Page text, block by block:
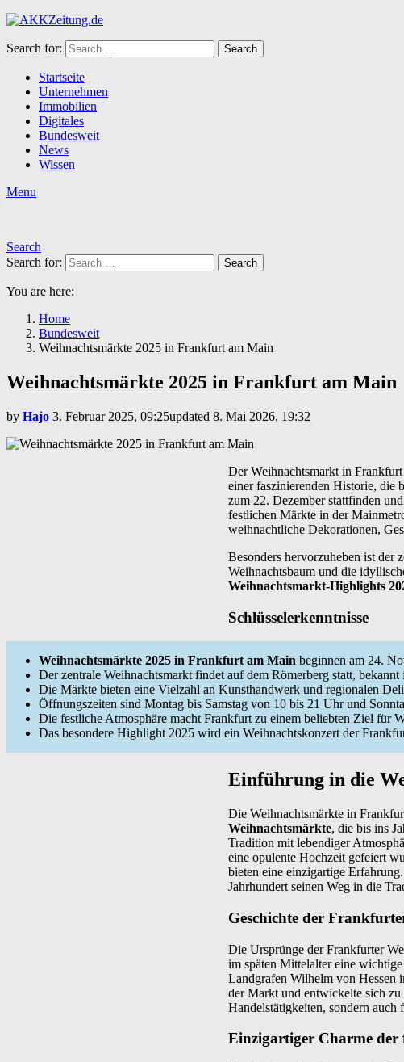
Search for: Search
Startseite
Unternehmen
Immobilien
Digitales
Bundesweit
News
Wissen
Menu
Search
Search for:
Search
You are here:
Home
Bundesweit
Weihnachtsmärkte 2025 in Frankfurt am Main
Weihnachtsmärkte 2025 in Frankfurt am Main
by Hajo 3. Februar 2025, 09:25updated 8. Mai 2026, 19:32
Der Weihnachtsmarkt in
einer faszinierenden Historie, die
zum 22. Dezember stattfinden
festlichen Märkte in der
weihnachtliche Dekorationen,
Besonders hervorzuheben ist der
Weihnachtsbaum und die
Weihnachtsmarkt-Highlights
Schlüsselerkenntnisse
Weihnachtsmärkte 2025 in Frankfurt am Main beginnen am 24.
Der zentrale Weihnachtsmarkt findet auf dem Römerberg statt,
Die Märkte bieten eine Vielzahl an Kunsthandwerk und regionalen
Öffnungszeiten sind Montag bis Samstag von 10 bis 21 Uhr und
Die festliche Atmosphäre macht Frankfurt zu einem beliebten Ziel für
Das besondere Highlight 2025 wird ein Weihnachtskonzert der
Einführung in die
Die Weihnachtsmärkte in
Weihnachtsmärkte, die bis ins
Tradition mit lebendiger
eine opulente Hochzeit gefeiert
bieten eine einzigartige
Jahrhundert seinen Weg in die
Geschichte der
Die Ursprünge der Frankfurter
im späten Mittelalter eine
Landgrafen Wilhelm von Hessen
der Markt und entwickelte sich
Handelstätigkeiten, sondern auch
Einzigartiger Charme